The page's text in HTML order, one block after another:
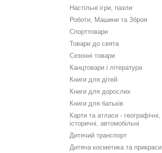
Настільні ігри, пазли
Роботи, Машини та Зброя
Спорттовари
Товари до свята
Сезонні товари
Канцтовари і література
Книги для дітей
Книги для дорослих
Книги для батьків
Карти та атласи - географічні,
історичні, автомобільні
Дитячий транспорт
Дитяча косметика та прикраси